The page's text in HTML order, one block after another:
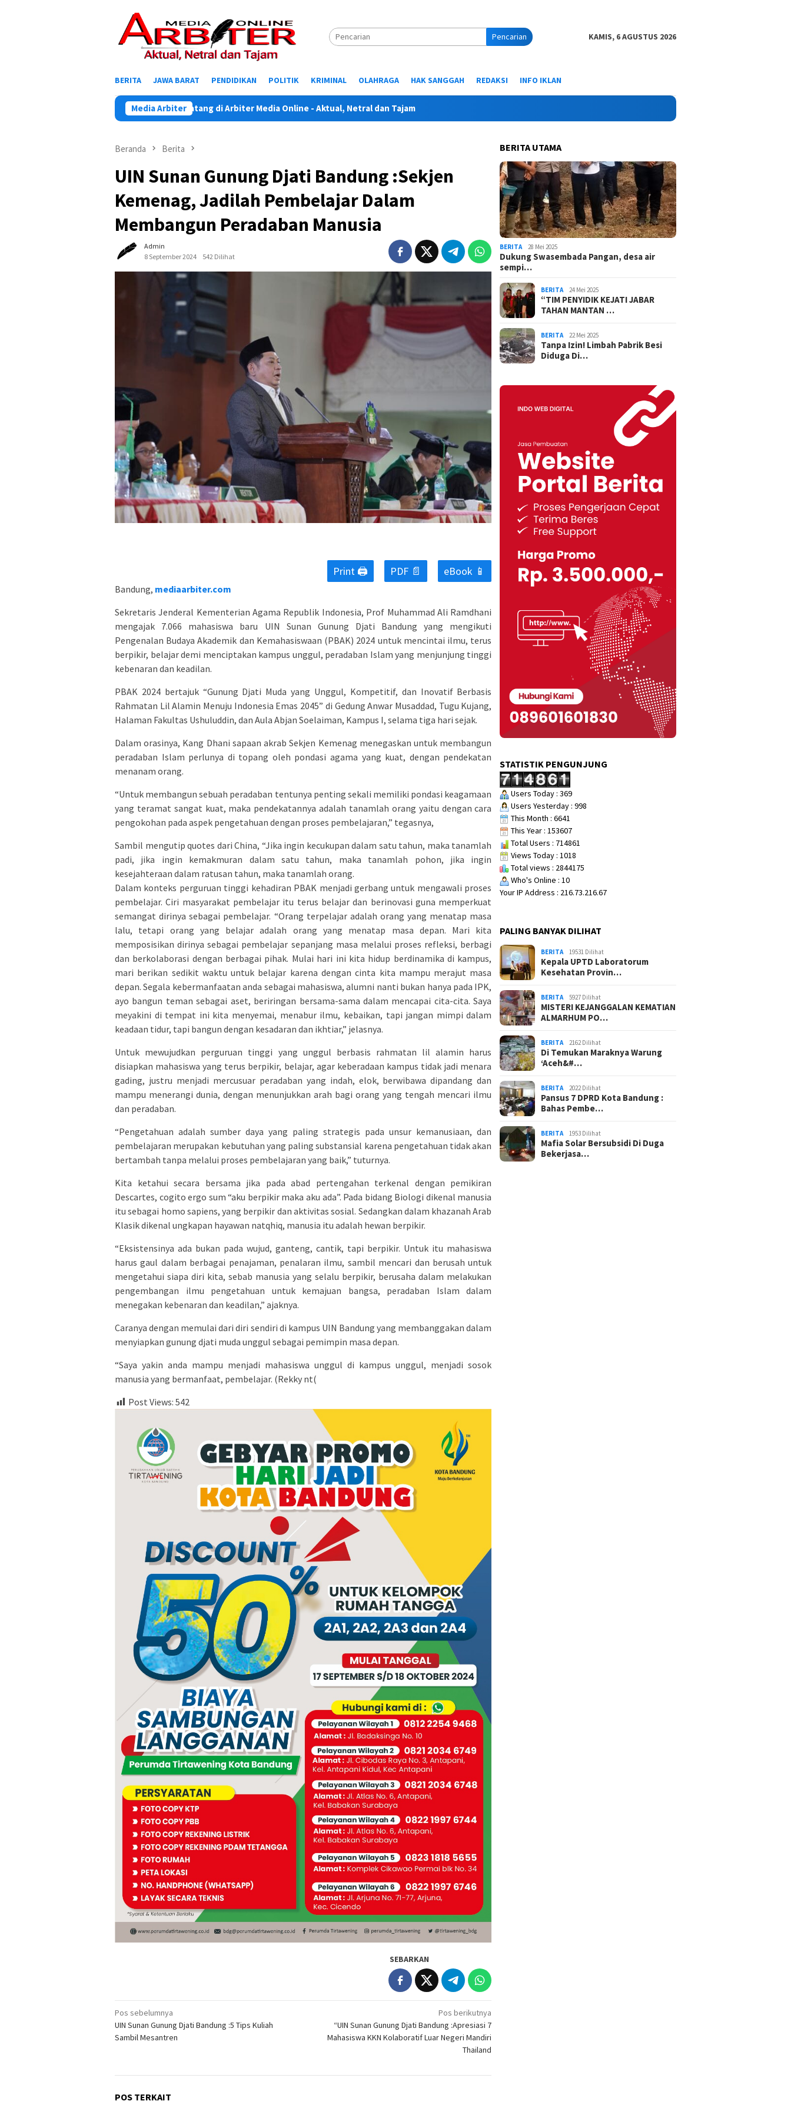
Pencarian KAMIS, 6 AGUSTUS 2026
BERITA JAWA BARAT PENDIDIKAN POLITIK KRIMINAL OLAHRAGA HAK SANGGAH REDAKSI INFO IKLAN
Media Arbiter
Selamat Datang di Arbiter Media Online - Aktual, Netral dan Tajam
Beranda Berita
UIN Sunan Gunung Djati Bandung :Sekjen
Kemenag, Jadilah Pembelajar Dalam
Membangun Peradaban Manusia
Admin
8 September 2024
542 Dilihat
Print 🖨 PDF 📄 eBook 📱
Bandung, mediaarbiter.com
Sekretaris Jenderal Kementerian Agama Republik Indonesia, Prof Muhammad Ali Ramdhani
mengajak 7.066 mahasiswa baru UIN Sunan Gunung Djati Bandung yang mengikuti
Pengenalan Budaya Akademik dan Kemahasiswaan (PBAK) 2024 untuk mencintai ilmu, terus
berpikir, belajar demi menciptakan kampus unggul, peradaban Islam yang menjunjung tinggi
kebenaran dan keadilan.
PBAK 2024 bertajuk “Gunung Djati Muda yang Unggul, Kompetitif, dan Inovatif Berbasis
Rahmatan Lil Alamin Menuju Indonesia Emas 2045” di Gedung Anwar Musaddad, Tugu Kujang,
Halaman Fakultas Ushuluddin, dan Aula Abjan Soelaiman, Kampus I, selama tiga hari sejak.
Dalam orasinya, Kang Dhani sapaan akrab Sekjen Kemenag menegaskan untuk membangun
peradaban Islam perlunya di topang oleh pondasi agama yang kuat, dengan pendekatan
menanam orang.
“Untuk membangun sebuah peradaban tentunya penting sekali memiliki pondasi keagamaan
yang teramat sangat kuat, maka pendekatannya adalah tanamlah orang yaitu dengan cara
pengokohan pada aspek pengetahuan dengan proses pembelajaran,” tegasnya,
Sambil mengutip quotes dari China, “Jika ingin kecukupan dalam satu tahun, maka tanamlah
padi, jika ingin kemakmuran dalam satu tahun, maka tanamlah pohon, jika ingin
kesejahteraan dalam ratusan tahun, maka tanamlah orang.
Dalam konteks perguruan tinggi kehadiran PBAK menjadi gerbang untuk mengawali proses
pembelajar. Ciri masyarakat pembelajar itu terus belajar dan berinovasi guna memperkuat
semangat dirinya sebagai pembelajar. “Orang terpelajar adalah orang yang menatap masa
lalu, tetapi orang yang belajar adalah orang yang menatap masa depan. Mari kita
memposisikan dirinya sebagai pembelajar sepanjang masa melalui proses refleksi, berbagi
dan berkolaborasi dengan berbagai pihak. Mulai hari ini kita hidup berdinamika di kampus,
mari berikan sedikit waktu untuk belajar karena dengan cinta kita mampu merajut masa
depan. Segala kebermanfaatan anda sebagai mahasiswa, alumni nanti bukan hanya pada IPK,
ayo bangun teman sebagai aset, beriringan bersama-sama dalam mencapai cita-cita. Saya
meyakini di tempat ini kita menyemai, menabur ilmu, kebaikan, tapi jangan mimpi dalam
keadaan tidur, tapi bangun dengan kesadaran dan ikhtiar,” jelasnya.
Untuk mewujudkan perguruan tinggi yang unggul berbasis rahmatan lil alamin harus
disiapkan mahasiswa yang terus berpikir, belajar, agar keberadaan kampus tidak jadi menara
gading, justru menjadi mercusuar peradaban yang indah, elok, berwibawa dipandang dan
mampu menerangi dunia, dengan menunjukkan arah bagi orang yang tengah mencari ilmu
dan peradaban.
“Pengetahuan adalah sumber daya yang paling strategis pada unsur kemanusiaan, dan
pembelajaran merupakan kebutuhan yang paling substansial karena pengetahuan tidak akan
bertambah tanpa melalui proses pembelajaran yang baik,” tuturnya.
Kita ketahui secara bersama jika pada abad pertengahan terkenal dengan pemikiran
Descartes, cogito ergo sum “aku berpikir maka aku ada”. Pada bidang Biologi dikenal manusia
itu sebagai homo sapiens, yang berpikir dan aktivitas sosial. Sedangkan dalam khazanah Arab
Klasik dikenal ungkapan hayawan natqhiq, manusia itu adalah hewan berpikir.
“Eksistensinya ada bukan pada wujud, ganteng, cantik, tapi berpikir. Untuk itu mahasiswa
harus gaul dalam berbagai penajaman, penalaran ilmu, sambil mencari dan berusah untuk
mengetahui siapa diri kita, sebab manusia yang selalu berpikir, berusaha dalam melakukan
pengembangan ilmu pengetahuan untuk kemajuan bangsa, peradaban Islam dalam
menegakan kebenaran dan keadilan,” ajaknya.
Caranya dengan memulai dari diri sendiri di kampus UIN Bandung yang membanggakan dalam
menyiapkan gunung djati muda unggul sebagai pemimpin masa depan.
“Saya yakin anda mampu menjadi mahasiswa unggul di kampus unggul, menjadi sosok
manusia yang bermanfaat, pembelajar. (Rekky nt(
Post Views: 542
SEBARKAN
Navigasi
pos
Pos sebelumnya
UIN Sunan Gunung Djati Bandung :5 Tips Kuliah
Sambil Mesantren
Pos berikutnya
“UIN Sunan Gunung Djati Bandung :Apresiasi 7
Mahasiswa KKN Kolaboratif Luar Negeri Mandiri
Thailand
POS TERKAIT
BERITA UTAMA
BERITA 28 Mei 2025
Dukung Swasembada Pangan, desa air
sempi…
BERITA 24 Mei 2025
“TIM PENYIDIK KEJATI JABAR
TAHAN MANTAN …
BERITA 22 Mei 2025
Tanpa Izin! Limbah Pabrik Besi
Diduga Di…
STATISTIK PENGUNJUNG
Users Today : 369
Users Yesterday : 998
This Month : 6641
This Year : 153607
Total Users : 714861
Views Today : 1018
Total views : 2844175
Who's Online : 10
Your IP Address : 216.73.216.67
PALING BANYAK DILIHAT
BERITA 19531 Dilihat
Kepala UPTD Laboratorum
Kesehatan Provin…
BERITA 5927 Dilihat
MISTERI KEJANGGALAN KEMATIAN
ALMARHUM PO…
BERITA 2162 Dilihat
Di Temukan Maraknya Warung
‘Aceh&#…
BERITA 2022 Dilihat
Pansus 7 DPRD Kota Bandung :
Bahas Pembe…
BERITA 1953 Dilihat
Mafia Solar Bersubsidi Di Duga
Bekerjasa…